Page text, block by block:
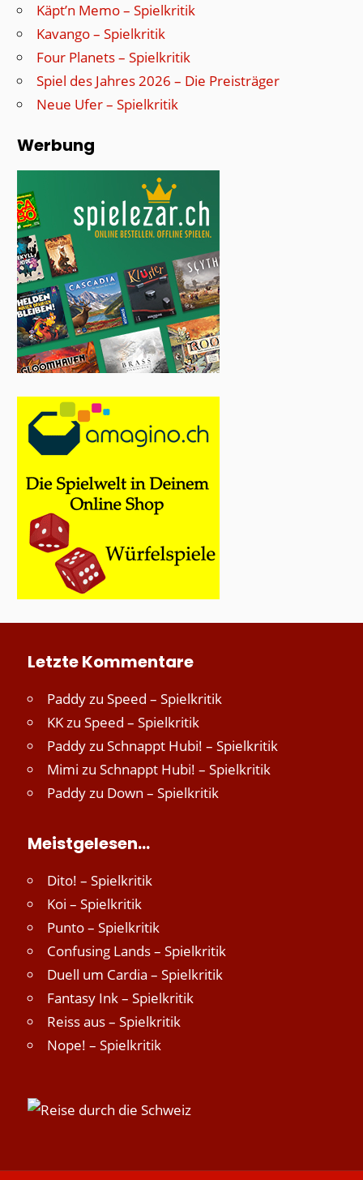
Käpt’n Memo – Spielkritik
Kavango – Spielkritik
Four Planets – Spielkritik
Spiel des Jahres 2026 – Die Preisträger
Neue Ufer – Spielkritik
Werbung
Letzte Kommentare
Paddyzu Speed – Spielkritik
KKzu Speed – Spielkritik
Paddyzu Schnappt Hubi! – Spielkritik
Mimi zu Schnappt Hubi! – Spielkritik
Paddyzu Down – Spielkritik
Meistgelesen…
Dito! – Spielkritik
Koi – Spielkritik
Punto – Spielkritik
Confusing Lands – Spielkritik
Duell um Cardia – Spielkritik
Fantasy Ink – Spielkritik
Reiss aus – Spielkritik
Nope! – Spielkritik